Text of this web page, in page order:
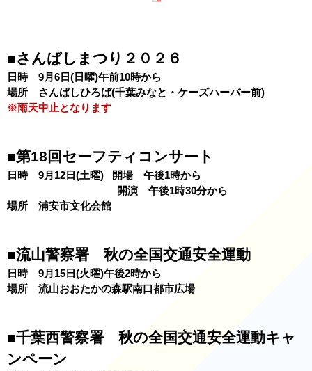
■さんばしまつり２０２６
日時 9月6日(日曜)午前10時から
場所 さんばしひろば(千葉みなと・ケーズハーバー前)
※雨天中止となります
■第18回セーフティコンサート
日時 9月12日(土曜) 開場 午後1時から
開演 午後1時30分から
場所 浦安市文化会館
■流山警察署 秋の全国交通安全運動
日時 9月15日(火曜)午後2時から
場所 流山おおたかの森駅南口都市広場
■千葉西警察署 秋の全国交通安全運動キャ
ンペーン